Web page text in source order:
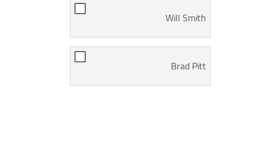
Will Smith
Brad Pitt